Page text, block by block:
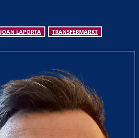
JOAN LAPORTA TRANSFERMARKT